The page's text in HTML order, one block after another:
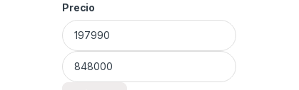
Precio
Precio mínimo
Precio máximo